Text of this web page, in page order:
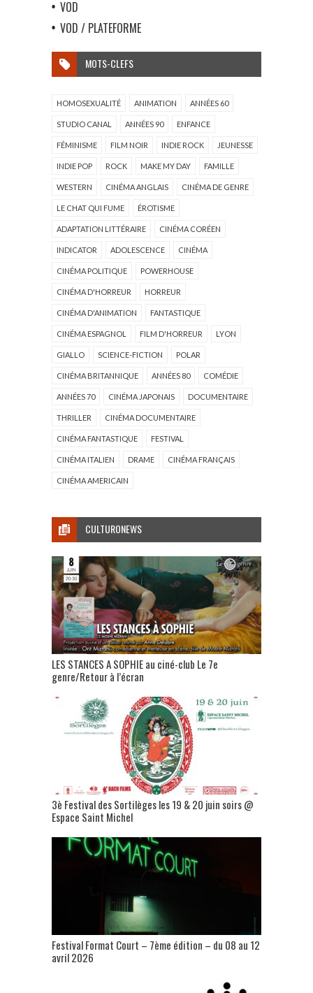
VOD
VOD / PLATEFORME
MOTS-CLEFS
HOMOSEXUALITÉ ANIMATION ANNÉES 60
STUDIO CANAL ANNÉES 90 ENFANCE
FÉMINISME FILM NOIR INDIE ROCK JEUNESSE
INDIE POP ROCK MAKE MY DAY FAMILLE
WESTERN CINÉMA ANGLAIS CINÉMA DE GENRE
LE CHAT QUI FUME ÉROTISME
ADAPTATION LITTÉRAIRE CINÉMA CORÉEN
INDICATOR ADOLESCENCE CINÉMA
CINÉMA POLITIQUE POWERHOUSE
CINÉMA D'HORREUR HORREUR
CINÉMA D'ANIMATION FANTASTIQUE
CINÉMA ESPAGNOL FILM D'HORREUR LYON
GIALLO SCIENCE-FICTION POLAR
CINÉMA BRITANNIQUE ANNÉES 80 COMÉDIE
ANNÉES 70 CINÉMA JAPONAIS DOCUMENTAIRE
THRILLER CINÉMA DOCUMENTAIRE
CINÉMA FANTASTIQUE FESTIVAL
CINÉMA ITALIEN DRAME CINÉMA FRANÇAIS
CINÉMA AMERICAIN
CULTURONEWS
LES STANCES A SOPHIE au ciné-club Le 7e
genre/Retour à l’écran
3è Festival des Sortilèges les 19 & 20 juin soirs @
Espace Saint Michel
Festival Format Court – 7ème édition – du 08 au 12
avril 2026